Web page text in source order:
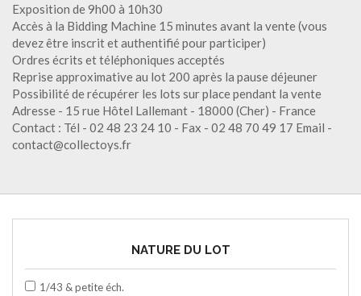
Exposition de 9h00 à 10h30
Accès à la Bidding Machine 15 minutes avant la vente (vous
devez être inscrit et authentifié pour participer)
Ordres écrits et téléphoniques acceptés
Reprise approximative au lot 200 après la pause déjeuner
Possibilité de récupérer les lots sur place pendant la vente
Adresse - 15 rue Hôtel Lallemant - 18000 (Cher) - France
Contact : Tél - 02 48 23 24 10 - Fax - 02 48 70 49 17 Email -
contact@collectoys.fr
NATURE DU LOT
1/43 & petite éch.